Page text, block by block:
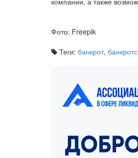
Фото: Freepik
Теги: банкрот,